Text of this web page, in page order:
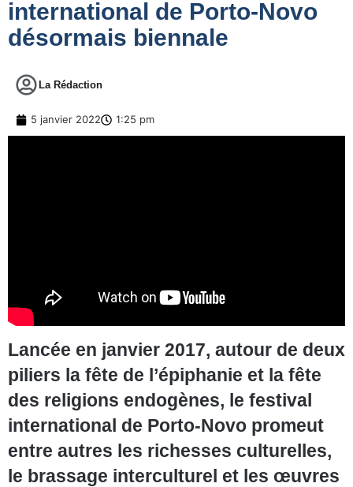
international de Porto-Novo
désormais biennale
La Rédaction
5 janvier 2022 1:25 pm
Lancée en janvier 2017, autour de deux
piliers la fête de l’épiphanie et la fête
des religions endogènes, le festival
international de Porto-Novo promeut
entre autres les richesses culturelles,
le brassage interculturel et les œuvres